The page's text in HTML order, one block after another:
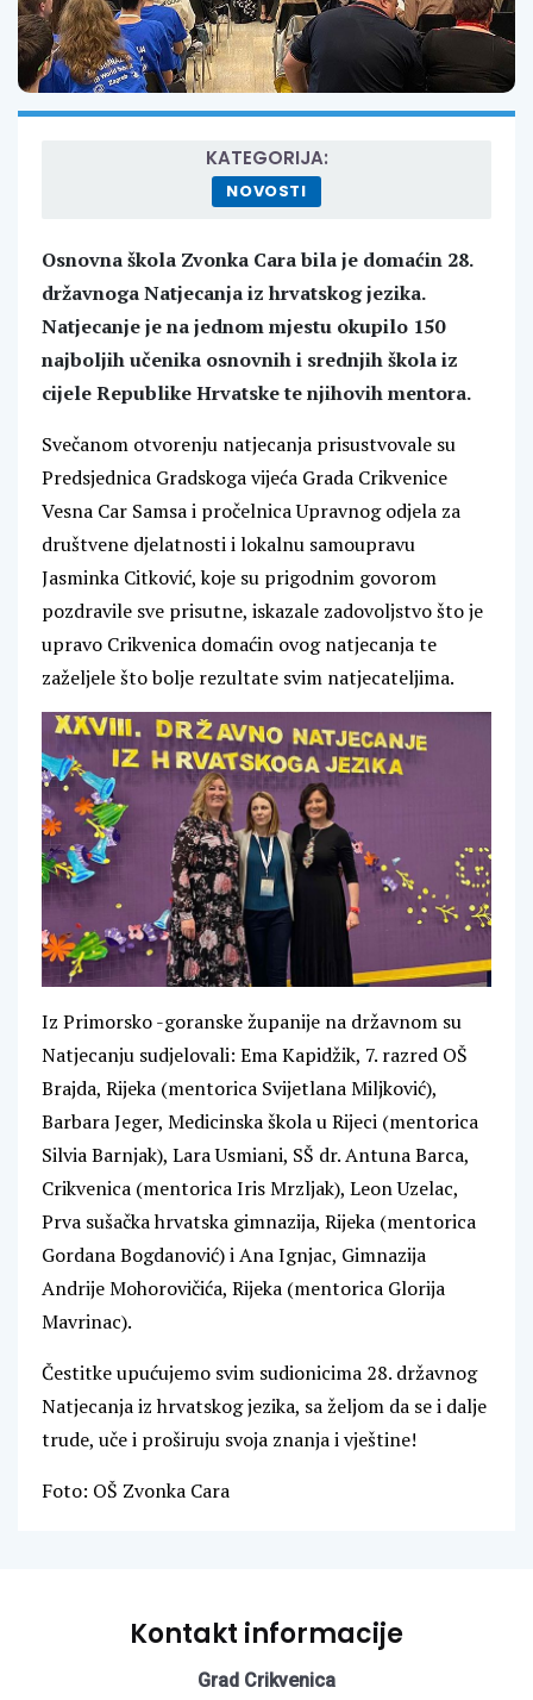
KATEGORIJA:
NOVOSTI
Osnovna škola Zvonka Cara bila je domaćin 28.
državnoga Natjecanja iz hrvatskog jezika.
Natjecanje je na jednom mjestu okupilo 150
najboljih učenika osnovnih i srednjih škola iz
cijele Republike Hrvatske te njihovih mentora.
Svečanom otvorenju natjecanja prisustvovale su
Predsjednica Gradskoga vijeća Grada Crikvenice
Vesna Car Samsa i pročelnica Upravnog odjela za
društvene djelatnosti i lokalnu samoupravu
Jasminka Citković, koje su prigodnim govorom
pozdravile sve prisutne, iskazale zadovoljstvo što je
upravo Crikvenica domaćin ovog natjecanja te
zaželjele što bolje rezultate svim natjecateljima.
Iz Primorsko -goranske županije na državnom su
Natjecanju sudjelovali: Ema Kapidžik, 7. razred OŠ
Brajda, Rijeka (mentorica Svijetlana Miljković),
Barbara Jeger, Medicinska škola u Rijeci (mentorica
Silvia Barnjak), Lara Usmiani, SŠ dr. Antuna Barca,
Crikvenica (mentorica Iris Mrzljak), Leon Uzelac,
Prva sušačka hrvatska gimnazija, Rijeka (mentorica
Gordana Bogdanović) i Ana Ignjac, Gimnazija
Andrije Mohorovičića, Rijeka (mentorica Glorija
Mavrinac).
Čestitke upućujemo svim sudionicima 28. državnog
Natjecanja iz hrvatskog jezika, sa željom da se i dalje
trude, uče i proširuju svoja znanja i vještine!
Foto: OŠ Zvonka Cara
Kontakt informacije
Grad Crikvenica